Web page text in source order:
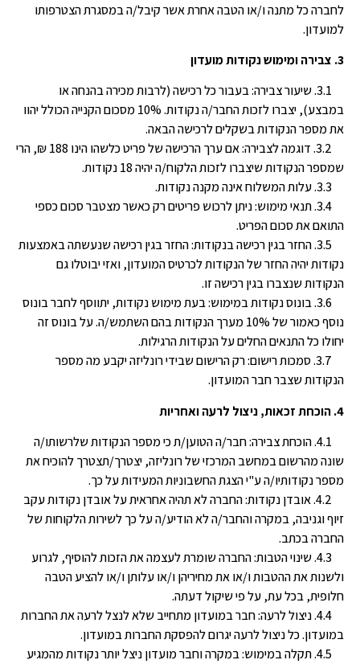
לחברה כל מתנה ו/או הטבה אחרת אשר קיבל/ה במסגרת הצטרפותו
למועדון.
3. צבירה ומימוש נקודות מועדון
3.1. שיעור צבירה: בעבור כל רכישה (לרבות מכירה בהנחה או
במבצע), יצברו לזכות החבר/ה נקודות. 10% מסכום הקנייה הכולל יהוו
את מספר הנקודות בשקלים לרכישה הבאה.
3.2. דוגמה לצבירה: אם ערך הרכישה של פריט כלשהו הינו 188 ₪, הרי
שמספר הנקודות שיצברו לזכות הלקוח/ה יהיה 18 נקודות.
3.4. תנאי מימוש: ניתן לרכוש פריטים רק כאשר מצטבר סכום כספי
התואם את סכום הפריט.
3.5. החזר בגין רכישה בנקודות: החזר בגין רכישה שנעשתה באמצעות
נקודות יהיה החזר של הנקודות לכרטיס המועדון, ואזי יבוטלו גם
הנקודות שנצברו בגין רכישה זו.
3.6. בונוס נקודות במימוש: בעת מימוש נקודות, יתווסף לחבר בונוס
נוסף כאמור של 10% מערך הנקודות בהם השתמש/ה. על בונוס זה
יחולו כל התנאים החלים על הנקודות הרגילות.
3.7. סמכות רישום: רק הרישום שבידי רונליזה יקבע מה מספר
הנקודות שצבר חבר המועדון.
4. הוכחת זכאות, ניצול לרעה ואחריות
4.1. הוכחת צבירה: חבר/ה הטוען/ת כי מספר הנקודות שלרשותו/ה
שונה מהרשום במחשב המרכזי של רונליזה, יצטרך/תצטרך להוכיח את
מספר נקודותיו/ה ע"י הצגת החשבוניות המעידות על כך.
4.2. אובדן נקודות: החברה לא תהיה אחראית על אובדן נקודות עקב
זיוף וגניבה, במקרה והחבר/ה לא הודיע/ה על כך לשירות הלקוחות של
החברה בכתב.
4.3. שינוי הטבות: החברה שומרת לעצמה את הזכות להוסיף, לגרוע
ולשנות את ההטבות ו/או את מחיריהן ו/או עלותן ו/או להציע הטבה
חלופית, בכל עת, על פי שיקול דעתה.
4.4. ניצול לרעה: חבר במועדון מתחייב שלא לנצל לרעה את החברות
במועדון. כל ניצול לרעה יגרום להפסקת החברות במועדון.
4.5. תקלה במימוש: במקרה וחבר מועדון ניצל יותר נקודות מהמגיע